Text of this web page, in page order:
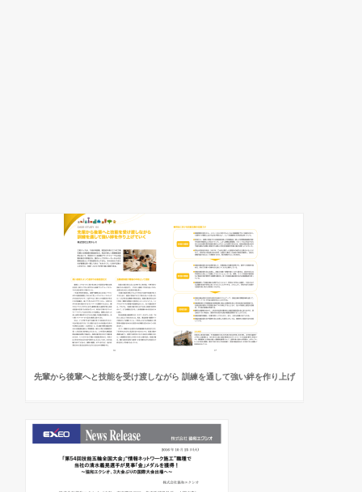
先輩から後輩へと技能を受け渡しながら 訓練を通して強い絆を作り上げ